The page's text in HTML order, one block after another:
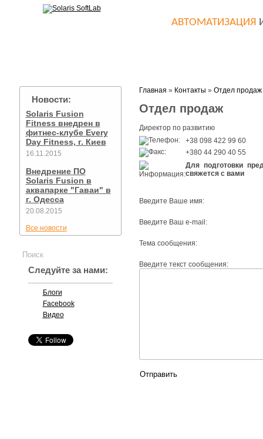
АВТОМАТИЗАЦИЯ
Новости:
Solaris Fusion
Fitness внедрен в
фитнес-клубе Every
Day Fitness, г. Киев
16.11.2015
Внедрение ПО
Solaris Fusion в
аквапарке "Гаваи" в
г. Одесса
20.08.2015
Все новости
Следуйте за нами:
Блоги
Facebook
Видео
Главная » Контакты » Отдел продаж
Отдел продаж
Директор по развитию
+38 098 422 99 60
+380 44 290 40 55
Для подготовки
свяжется с вами
Введите Ваше имя:
Введите Ваш e-mail:
Тема сообщения:
Введите текст сообщения: